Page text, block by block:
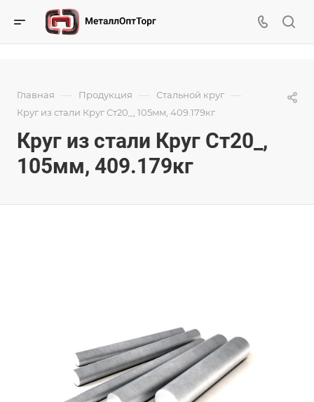
Главная — Продукция — Стальной круг —
Круг из стали Круг Ст20_, 105мм, 409.179кг
Круг из стали Круг Ст20_,
105мм, 409.179кг